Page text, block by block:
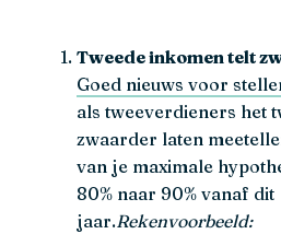
Tweede inkomen telt
Goed nieuws voor
als tweeverdieners het
zwaarder laten
van je maximale
80% naar 90% vanaf dit
jaar.Rekenvoorbeeld: